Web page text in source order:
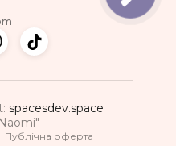
Публiчна оферта
spacesdev.space